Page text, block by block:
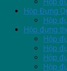
Hộp Đựng
Hộp
Hộp đựng
Hộp
Hộp
Hộp
Hộp